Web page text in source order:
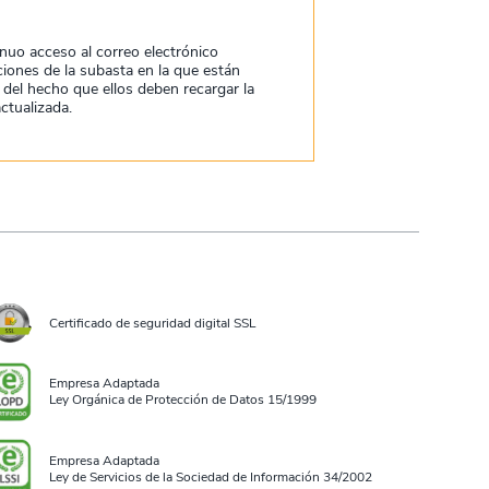
acceso al correo electrónico
de la subasta en la que están
hecho que ellos deben recargar la
Certificado de seguridad digital SSL
Empresa Adaptada
Ley Orgánica de Protección de Datos 15/1999
Empresa Adaptada
Ley de Servicios de la Sociedad de Información 34/2002